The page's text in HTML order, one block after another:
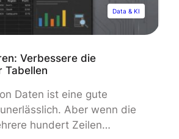
Data & KI
Verbessere die
Tabellen
Daten ist eine gute
Aber wenn die
hundert Zeilen